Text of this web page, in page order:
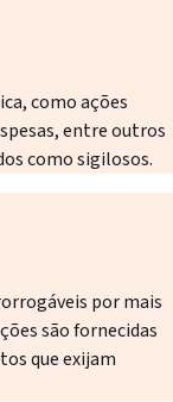
como ações
entre outros
como sigilosos.
por mais
são fornecidas
que exijam